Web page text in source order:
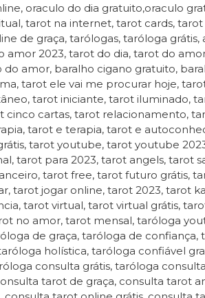
oraculo do dia gratuito,oraculo
tarot na internet, tarot cards,
de graça, tarólogas, taróloga grátis,
amor 2023, tarot do dia, tarot do
do amor, baralho cigano gratuito,
tarot ele vai me procurar hoje,
tarot iniciante, tarot iluminado,
cinco cartas, tarot relacionamento,
tarot e terapia, tarot e
tarot youtube, tarot youtube
tarot para 2023, tarot angels, tarot
tarot free, tarot futuro grátis,
tarot jogar online, tarot 2023, tarot
tarot virtual, tarot virtual grátis,
no amor, tarot mensal, taróloga
de graça, taróloga de confiança,
holística, taróloga confiável
consulta grátis, taróloga
tarot de graça, consulta tarot